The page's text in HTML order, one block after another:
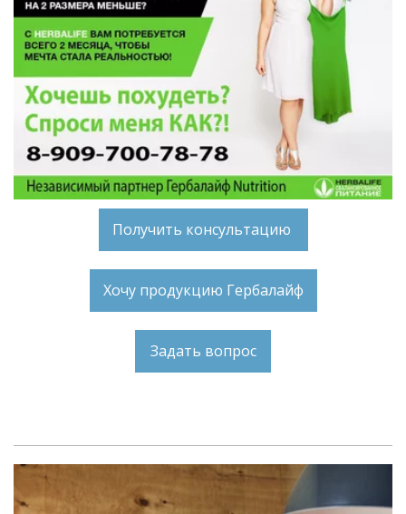
Получить консультацию
Хочу продукцию Гербалайф
Задать вопрос